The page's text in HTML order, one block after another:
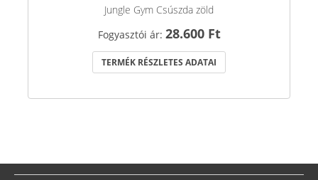
Jungle Gym Csúszda zöld
Fogyasztói ár: 28.600 Ft
TERMÉK RÉSZLETES ADATAI